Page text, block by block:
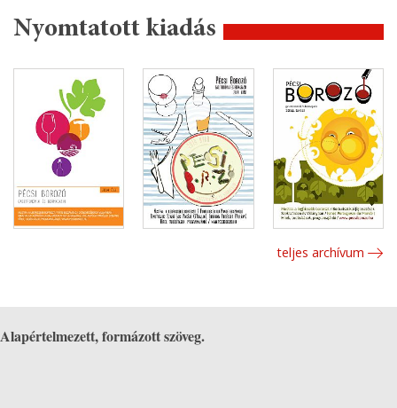
Nyomtatott kiadás
teljes archívum
Alapértelmezett, formázott szöveg.